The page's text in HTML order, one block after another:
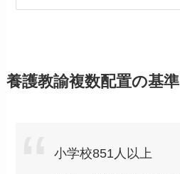
養護教諭複数配置の基準
小学校851人以上